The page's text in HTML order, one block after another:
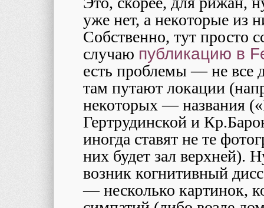
уже нет, а некоторые из
Собственно, тут просто
случаю публикацию в
есть проблемы — не все
там путают локации
некоторых — названия
Гертрудинской и
иногда ставят не те
них будет зал верхней).
возник когнитивный
— несколько картинок,